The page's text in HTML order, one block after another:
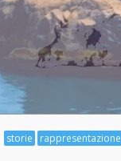
rappresentazione
storie